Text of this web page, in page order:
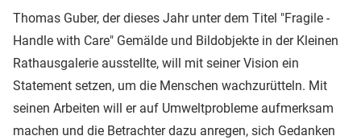
Thomas Guber, der dieses Jahr unter dem Titel "Fragile -
Handle with Care" Gemälde und Bildobjekte in der Kleinen
Rathausgalerie ausstellte, will mit seiner Vision ein
Statement setzen, um die Menschen wachzurütteln. Mit
seinen Arbeiten will er auf Umweltprobleme aufmerksam
machen und die Betrachter dazu anregen, sich Gedanken